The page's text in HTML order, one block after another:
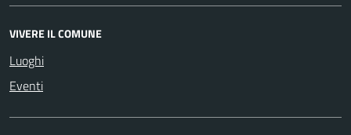
VIVERE IL COMUNE
Luoghi
Eventi